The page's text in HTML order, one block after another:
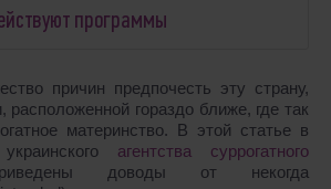
программы
причин предпочесть эту страну,
расположенной гораздо ближе, где так
материнство. В этой статье в
агентства суррогатного
доводы от некогда